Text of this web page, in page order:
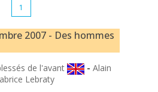
1
2007 - Des hommes
de l'avant - Alain
Lebraty